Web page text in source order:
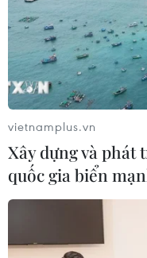
vietnamplus.vn
Xây dựng và phát
quốc gia biển